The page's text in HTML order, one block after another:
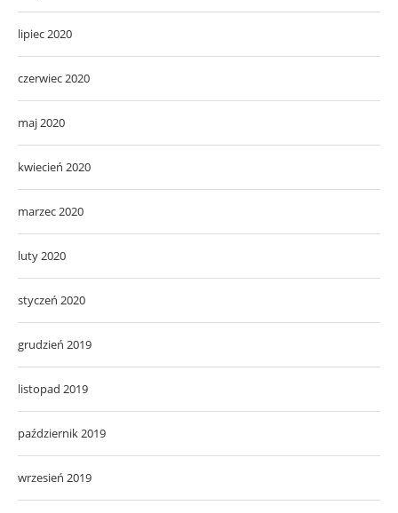
lipiec 2020
czerwiec 2020
maj 2020
kwiecień 2020
marzec 2020
luty 2020
styczeń 2020
grudzień 2019
listopad 2019
październik 2019
wrzesień 2019